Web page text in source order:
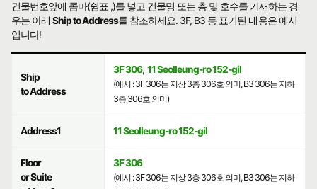
건물번호앞에 콤마(쉼표 ,)를 넣고 건물명 또는 층 및 호수를 기재하는 경
우는 아래Ship to Address를 참조하세요. 3F, B3 등 표기된 내용은 예시
입니다!
Ship
to Address
3F 306, 11 Seolleung-ro 152-gil
(예시 : 3F 306는 지상 3층 306호 의미, B3 306는 지하
3층 306호 의미)
Address1 11 Seolleung-ro 152-gil
Floor
or Suite
3F 306
(예시 : 3F 306는 지상 3층 306호 의미, B3 306는 지하